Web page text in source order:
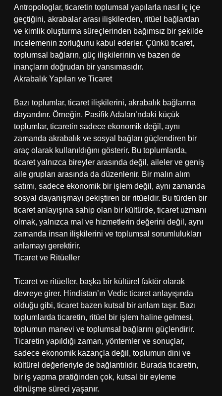
Antropologlar, ticaretin toplumsal yapılarla nasıl iç içe
geçtiğini, akrabalar arası ilişkilerden, ritüel bağlardan
ve kimlik oluşturma süreçlerinden bağımsız bir şekilde
incelemenin zorluğunu kabul ederler. Çünkü ticaret,
toplumsal bağların, güç ilişkilerinin ve bazen de
inançların doğrudan bir yansımasıdır.
Akrabalık Yapıları ve Ticaret
Bazı toplumlar, ticaret ilişkilerini, akrabalık bağlarına
dayandırır. Örneğin, Pasifik Adaları’ndaki küçük
toplumlar, ticaretin sadece ekonomik değil, aynı
zamanda akrabalık ve sosyal bağları güçlendiren bir
araç olarak kullanıldığını gösterir. Bu toplumlarda,
ticaret yalnızca bireyler arasında değil, aileler ve geniş
aile grupları arasında da düzenlenir. Bir malın alım
satımı, sadece ekonomik bir işlem değil, aynı zamanda
sosyal dayanışmayı pekiştiren bir ritüeldir. Bu türden bir
ticaret anlayışına sahip olan bir kültürde, ticaret uzmanı
olmak, yalnızca mal ve hizmetlerin değerini değil, aynı
zamanda insan ilişkilerini ve toplumsal sorumlulukları
anlamayı gerektirir.
Ticaret ve Ritüeller
Ticaret ve ritüeller, başka bir kültürel faktör olarak
devreye girer. Hindistan’ın Vedic ticaret anlayışında
olduğu gibi, ticaret bazen kutsal bir anlam taşır. Bazı
toplumlarda ticaretin, ritüel bir işlem haline gelmesi,
toplumun manevi ve toplumsal bağlarını güçlendirir.
Ticaretin yapıldığı zaman, yöntemler ve sonuçlar,
sadece ekonomik kazançla değil, toplumun dini ve
kültürel değerleriyle de bağlantılıdır. Burada ticaretin,
bir iş yapma pratiğinden çok, kutsal bir eyleme
dönüşme süreci yaşanır.